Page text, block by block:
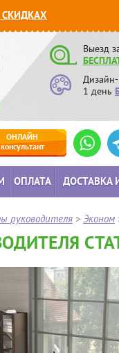
Выезд
1 день
ОНЛАЙН
консультант
ОПЛАТА ДОСТАВКА
руководителя > Эконом